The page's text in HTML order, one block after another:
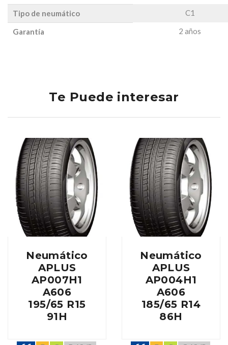
Tipo de neumático C1
Garantía 2 años
Te Puede interesar
Neumático
APLUS
AP007H1
A606
195/65 R15
91H
Neumático
APLUS
AP004H1
A606
185/65 R14
86H